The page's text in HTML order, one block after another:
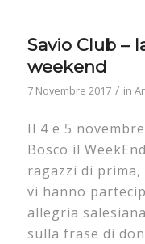
Savio Club –
weekend
7 Novembre 2017 / in
Il 4 e 5
Bosco il
ragazzi di prima,
vi hanno
allegria
sulla frase di